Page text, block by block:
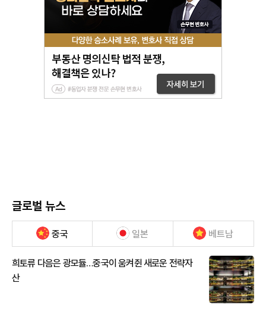
글로벌 뉴스
중국 일본 베트남
희토류 다음은 광모듈…중국이 움켜쥔 새로운 전략자
산